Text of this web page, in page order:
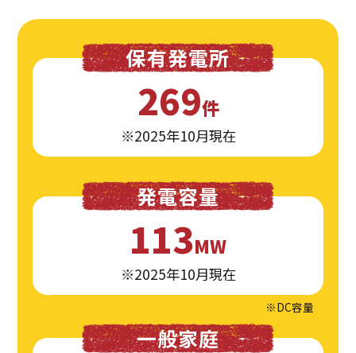
保有発電所
269件
※2025年10月現在
発電容量
113MW
※2025年10月現在
※DC容量
一般家庭